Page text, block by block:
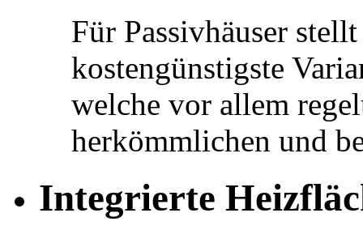
Für Passivhäuser
kostengünstigste
welche vor allem
herkömmlichen und
Integrierte